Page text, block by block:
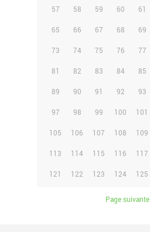
57 58 59 60 61
65 66 67 68 69
73 74 75 76 77
81 82 83 84 85
89 90 91 92 93
97 98 99 100 101
105 106 107 108 109
113 114 115 116 117
121 122 123 124 125
Page suivante